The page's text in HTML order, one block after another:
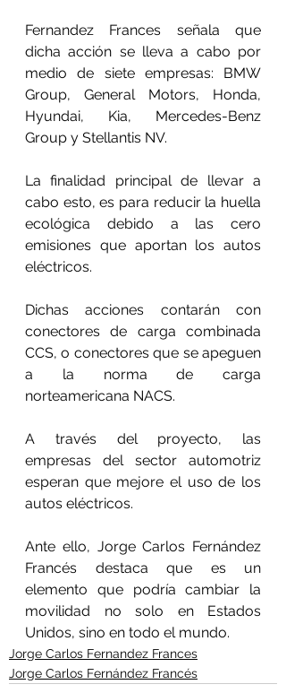
Fernandez Frances señala que
dicha acción se lleva a cabo por
medio de siete empresas: BMW
Group, General Motors, Honda,
Hyundai, Kia, Mercedes-Benz
Group y Stellantis NV.
La finalidad principal de llevar a
cabo esto, es para reducir la huella
ecológica debido a las cero
emisiones que aportan los autos
eléctricos.
Dichas acciones contarán con
conectores de carga combinada
CCS, o conectores que se apeguen
a la norma de carga
norteamericana NACS.
A través del proyecto, las
empresas del sector automotriz
esperan que mejore el uso de los
autos eléctricos.
Ante ello, Jorge Carlos Fernández
Francés destaca que es un
elemento que podría cambiar la
movilidad no solo en Estados
Unidos, sino en todo el mundo.
Jorge Carlos Fernandez Frances
Jorge Carlos Fernández Francés